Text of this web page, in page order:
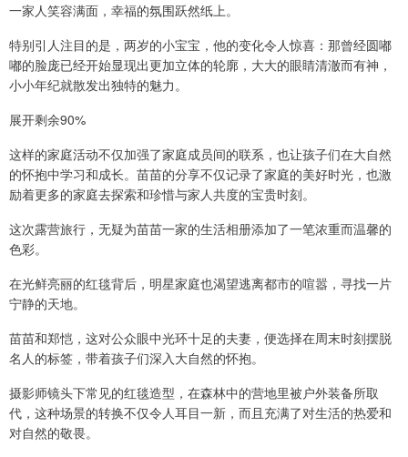
一家人笑容满面，幸福的氛围跃然纸上。
特别引人注目的是，两岁的小宝宝，他的变化令人惊喜：那曾经圆嘟
嘟的脸庞已经开始显现出更加立体的轮廓，大大的眼睛清澈而有神，
小小年纪就散发出独特的魅力。
展开剩余90%
这样的家庭活动不仅加强了家庭成员间的联系，也让孩子们在大自然
的怀抱中学习和成长。苗苗的分享不仅记录了家庭的美好时光，也激
励着更多的家庭去探索和珍惜与家人共度的宝贵时刻。
这次露营旅行，无疑为苗苗一家的生活相册添加了一笔浓重而温馨的
色彩。
在光鲜亮丽的红毯背后，明星家庭也渴望逃离都市的喧嚣，寻找一片
宁静的天地。
苗苗和郑恺，这对公众眼中光环十足的夫妻，便选择在周末时刻摆脱
名人的标签，带着孩子们深入大自然的怀抱。
摄影师镜头下常见的红毯造型，在森林中的营地里被户外装备所取
代，这种场景的转换不仅令人耳目一新，而且充满了对生活的热爱和
对自然的敬畏。